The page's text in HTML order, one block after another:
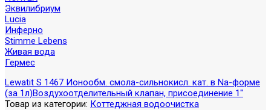
Эквилибриум
Lucia
Инферно
Stimme Lebens
Живая вода
Гермес
Lewatit S 1467 Ионообм. смола-сильнокисл. кат. в Na-форме
(за 1л)Воздухоотделительный клапан, присоединение 1"
Товар из категории: Коттеджная водоочистка